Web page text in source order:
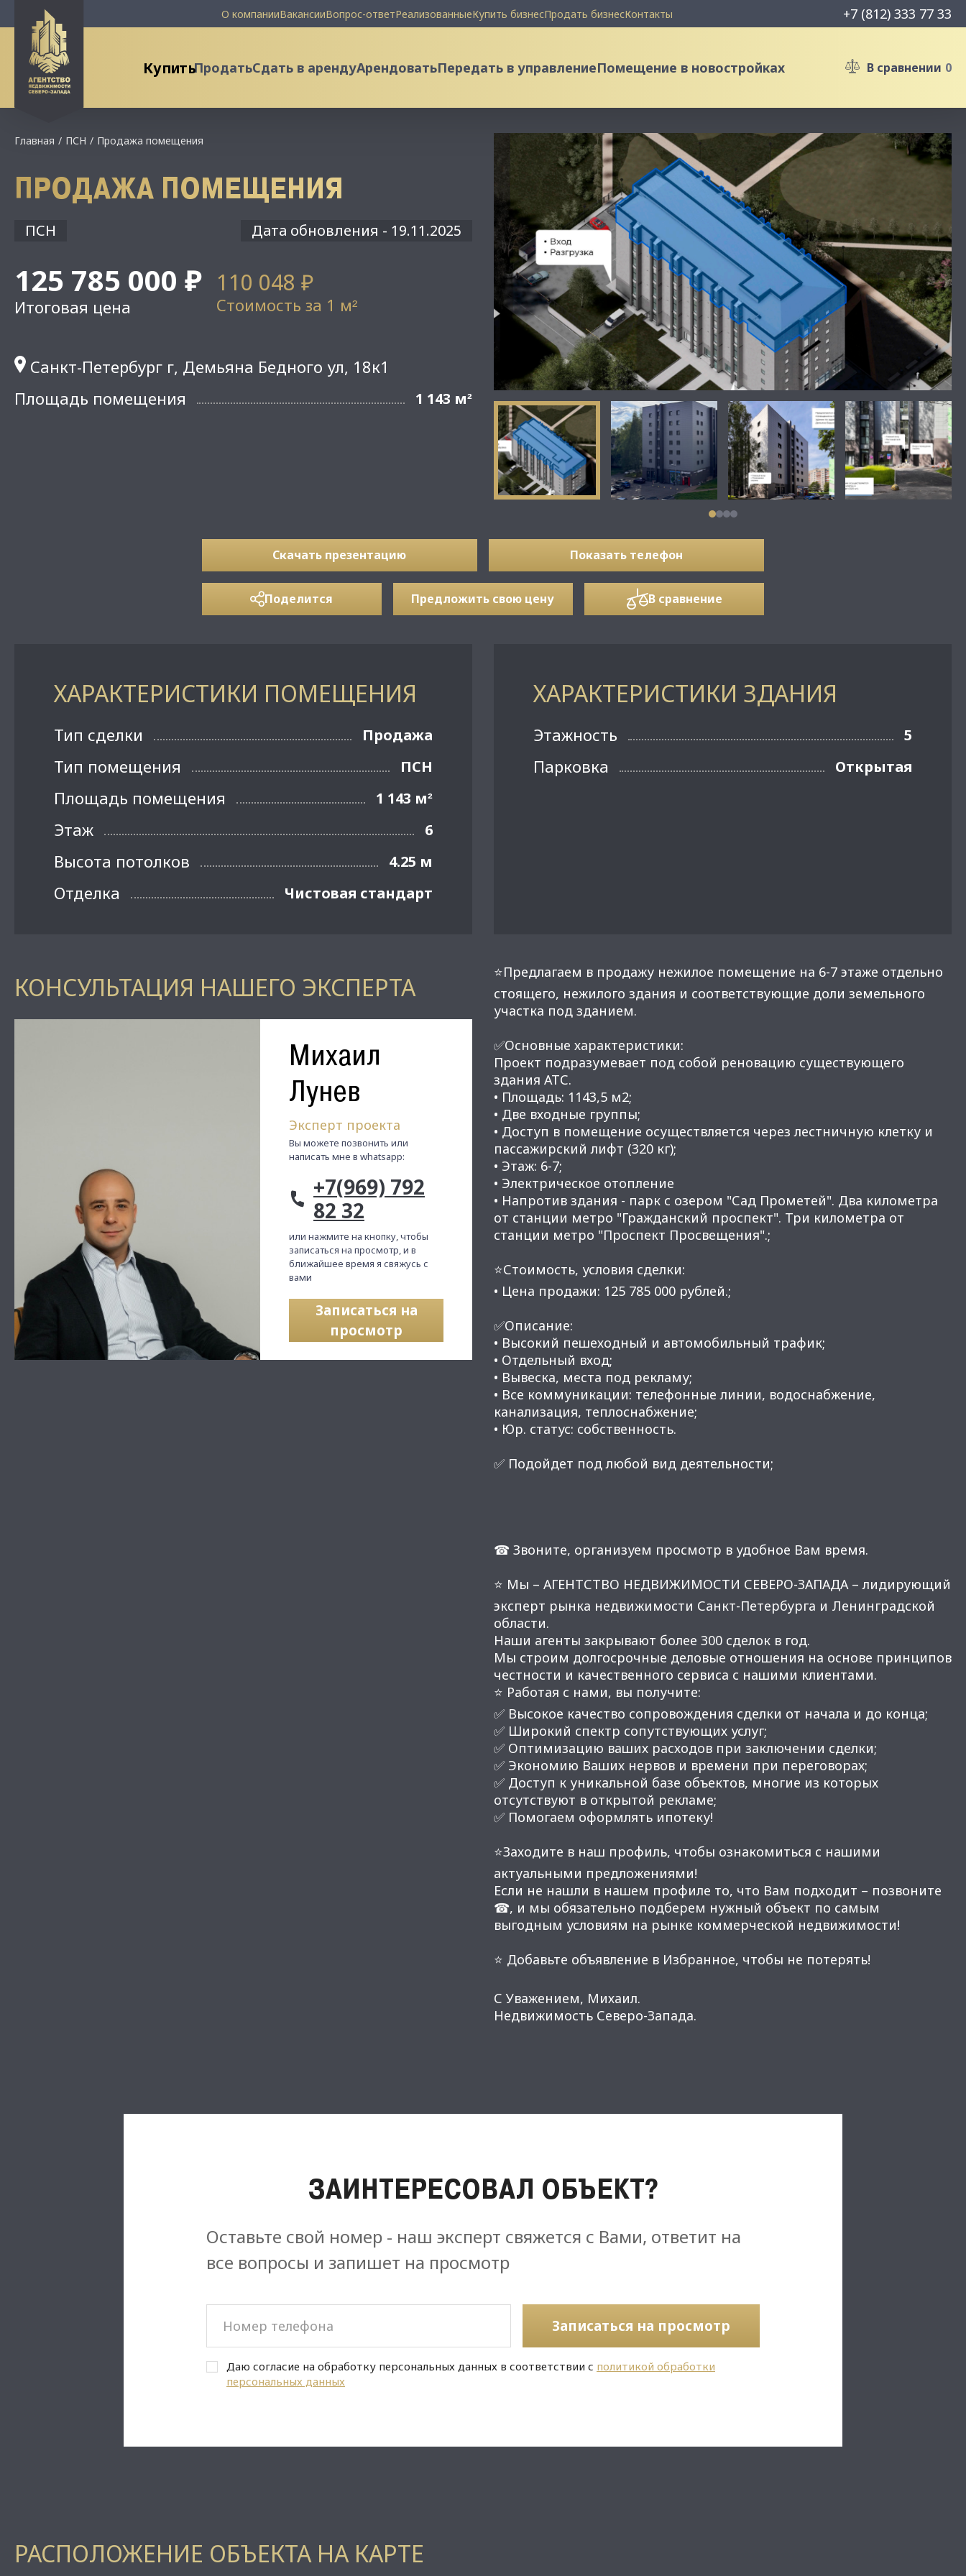
О компанииВакансииВопрос-ответРеализованныеКупить бизнесПродать бизнесКонтакты +7 (812) 333 77 33
КупитьПродатьСдать в арендуАрендоватьПередать в управлениеПомещение в новостройках В сравнении 0
Главная ПСН Продажа помещения
ПРОДАЖА ПОМЕЩЕНИЯ
ПСН Дата обновления - 19.11.2025
125 785 000 ₽
Итоговая цена
110 048 ₽
Стоимость за 1 м²
Санкт-Петербург г, Демьяна Бедного ул, 18к1
Площадь помещения
1 143 м²
Скачать презентацию Показать телефон
Поделится Предложить свою цену В сравнение
ХАРАКТЕРИСТИКИ ПОМЕЩЕНИЯ
Тип сделки Продажа
Тип помещения ПСН
Площадь помещения 1 143 м²
Этаж 6
Высота потолков 4.25 м
Отделка Чистовая стандарт
ХАРАКТЕРИСТИКИ ЗДАНИЯ
Этажность 5
Парковка Открытая
КОНСУЛЬТАЦИЯ НАШЕГО ЭКСПЕРТА
Михаил
Лунев
Эксперт проекта
Вы можете позвонить или
написать мне в whatsapp:
+7(969) 792
82 32
или нажмите на кнопку, чтобы
записаться на просмотр, и в
ближайшее время я свяжусь с
вами
Записаться на
просмотр
⭐Предлагаем в продажу нежилое помещение на 6-7 этаже отдельно
стоящего, нежилого здания и соответствующие доли земельного
участка под зданием.
✅Основные характеристики:
Проект подразумевает под собой реновацию существующего
здания АТС.
• Площадь: 1143,5 м2;
• Две входные группы;
• Доступ в помещение осуществляется через лестничную клетку и
пассажирский лифт (320 кг);
• Этаж: 6-7;
• Электрическое отопление
• Напротив здания - парк с озером "Сад Прометей". Два километра
от станции метро "Гражданский проспект". Три километра от
станции метро "Проспект Просвещения".;
⭐Стоимость, условия сделки:
• Цена продажи: 125 785 000 рублей.;
✅Описание:
• Высокий пешеходный и автомобильный трафик;
• Отдельный вход;
• Вывеска, места под рекламу;
• Все коммуникации: телефонные линии, водоснабжение,
канализация, теплоснабжение;
• Юр. статус: собственность.
✅ Подойдет под любой вид деятельности;
☎ Звоните, организуем просмотр в удобное Вам время.
⭐ Мы – АГЕНТСТВО НЕДВИЖИМОСТИ СЕВЕРО-ЗАПАДА – лидирующий
эксперт рынка недвижимости Санкт-Петербурга и Ленинградской
области.
Наши агенты закрывают более 300 сделок в год.
Мы строим долгосрочные деловые отношения на основе принципов
честности и качественного сервиса с нашими клиентами.
⭐ Работая с нами, вы получите:
✅ Высокое качество сопровождения сделки от начала и до конца;
✅ Широкий спектр сопутствующих услуг;
✅ Оптимизацию ваших расходов при заключении сделки;
✅ Экономию Ваших нервов и времени при переговорах;
✅ Доступ к уникальной базе объектов, многие из которых
отсутствуют в открытой рекламе;
✅ Помогаем оформлять ипотеку!
⭐Заходите в наш профиль, чтобы ознакомиться с нашими
актуальными предложениями!
Если не нашли в нашем профиле то, что Вам подходит – позвоните
☎, и мы обязательно подберем нужный объект по самым
выгодным условиям на рынке коммерческой недвижимости!
⭐ Добавьте объявление в Избранное, чтобы не потерять!
С Уважением, Михаил.
Недвижимость Северо-Запада.
ЗАИНТЕРЕСОВАЛ ОБЪЕКТ?
Оставьте свой номер - наш эксперт свяжется с Вами, ответит на
все вопросы и запишет на просмотр
Записаться на просмотр
Даю согласие на обработку персональных данных в соответствии с политикой обработки
персональных данных
РАСПОЛОЖЕНИЕ ОБЪЕКТА НА КАРТЕ